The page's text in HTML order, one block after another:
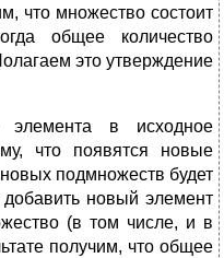
что множество состоит
общее количество
это утверждение
в исходное
что появятся новые
подмножеств будет
новый элемент
(в том числе, и в
получим, что общее